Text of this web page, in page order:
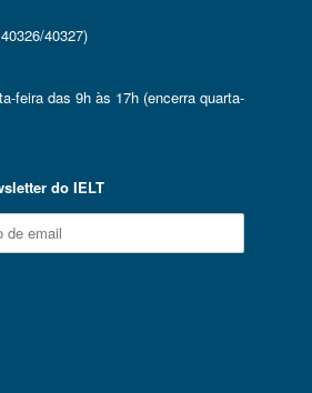
40327)
feira das 9h às 17h (encerra quarta-
do IELT